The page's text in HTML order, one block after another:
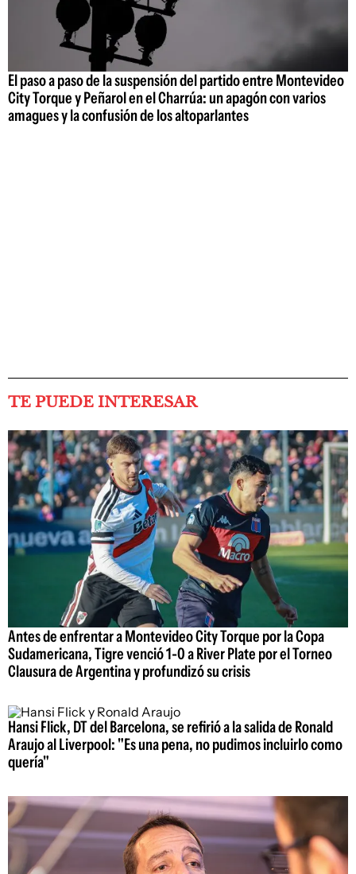
El paso a paso de la suspensión del partido entre Montevideo
City Torque y Peñarol en el Charrúa: un apagón con varios
amagues y la confusión de los altoparlantes
TE PUEDE INTERESAR
Antes de enfrentar a Montevideo City Torque por la Copa
Sudamericana, Tigre venció 1-0 a River Plate por el Torneo
Clausura de Argentina y profundizó su crisis
Hansi Flick, DT del Barcelona, se refirió a la salida de Ronald
Araujo al Liverpool: "Es una pena, no pudimos incluirlo como
quería"